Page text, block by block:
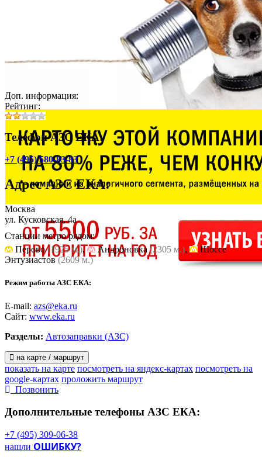
Доп. информация:
Рейтинг:
Телефон АЗС ЕКА:
+7 (495) 580-83-83
АдресАЗС ЕКА:
Москва
ул. Кусковская, 4а
Станции метро рядом:
Перово(1925 м.), Андроновка(2305 м.),
Шоссе
Энтузиастов(2609 м.)
Режим работы АЗС ЕКА:
E-mail: azs@eka.ru
Сайт: www.eka.ru
Разделы: Автозаправки (АЗС)
на карте / маршрут
показать на карте посмотреть на яндекс-картах посмотреть на
google-картах проложить маршрут
Позвонить
Дополнительные телефоны АЗС ЕКА:
+7 (495) 309-06-38
нашли ОШИБКУ?